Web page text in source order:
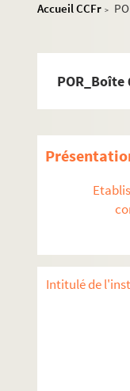
Accueil CCFr >
Intitulé de